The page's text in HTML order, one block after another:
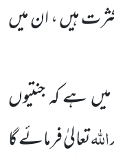
ہیں ، ان میں
ہے کہ جنتیوں
اللہتعالیٰ فرمائے گا